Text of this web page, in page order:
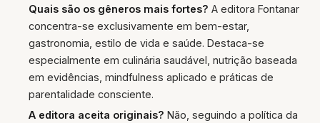
Quais são os gêneros mais fortes? A editora Fontanar
concentra-se exclusivamente em bem-estar,
gastronomia, estilo de vida e saúde. Destaca-se
especialmente em culinária saudável, nutrição baseada
em evidências, mindfulness aplicado e práticas de
parentalidade consciente.
A editora aceita originais? Não, seguindo a política da